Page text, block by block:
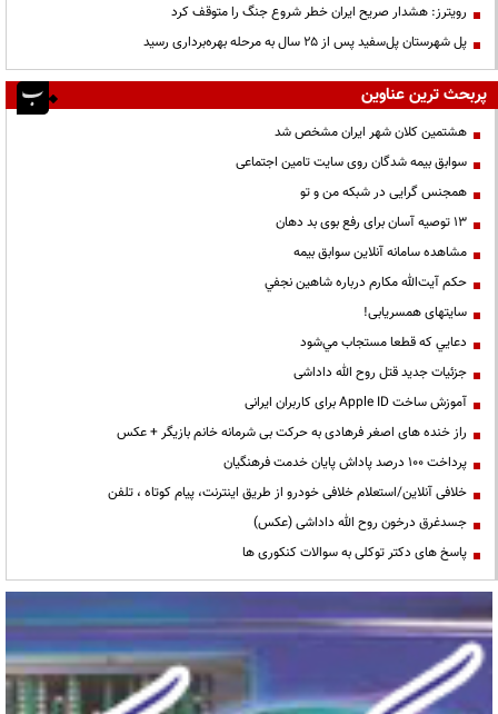
رویترز: هشدار صریح ایران خطر شروع جنگ را متوقف کرد
پل شهرستان پل‌سفید پس از ۲۵ سال به مرحله بهره‌برداری رسید
پربحث ترین عناوین
هشتمین کلان شهر ایران مشخص شد
سوابق بیمه شدگان روی سایت تامین اجتماعی
همجنس گرایی در شبکه من و تو
13 توصیه آسان برای رفع بوی بد دهان
مشاهده سامانه آنلاين سوابق بیمه
حكم آيت‌الله مكارم درباره شاهين نجفي
سایتهای همسریابی!
دعايي كه قطعا مستجاب مي‌شود
جزئیات جدید قتل روح الله داداشی
آموزش ساخت Apple ID برای کاربران ایرانی
راز خنده های اصغر فرهادی به حرکت بی شرمانه خانم بازیگر + عکس
پرداخت ۱۰۰ درصد پاداش پایان خدمت فرهنگیان
خلافی آنلاین/استعلام خلافی خودرو از طریق اینترنت، پیام کوتاه ، تلفن
جسدغرق درخون روح الله داداشی (عکس)
پاسخ های دکتر توکلی به سوالات کنکوری ها